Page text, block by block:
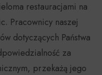
restauracjami na
Pracownicy naszej
dotyczących Państwa
za
przekażą jego